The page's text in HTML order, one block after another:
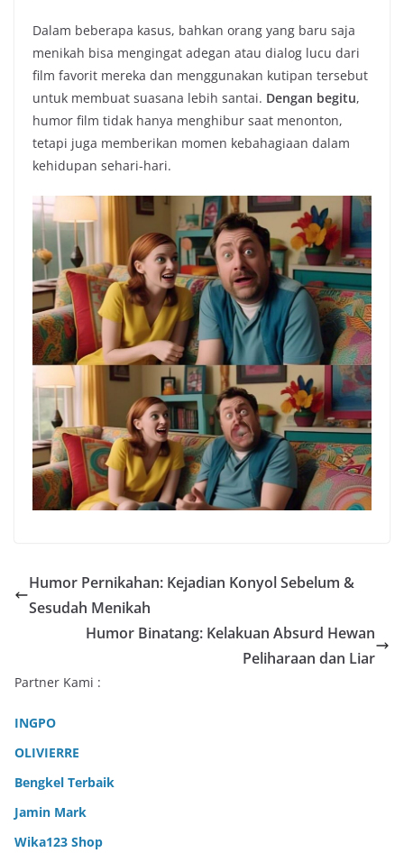
Dalam beberapa kasus, bahkan orang yang baru saja
menikah bisa mengingat adegan atau dialog lucu dari
film favorit mereka dan menggunakan kutipan tersebut
untuk membuat suasana lebih santai. Dengan begitu,
humor film tidak hanya menghibur saat menonton,
tetapi juga memberikan momen kebahagiaan dalam
kehidupan sehari-hari.
Humor Pernikahan: Kejadian Konyol Sebelum &
Sesudah Menikah
Humor Binatang: Kelakuan Absurd Hewan
Peliharaan dan Liar
Partner Kami :
INGPO
OLIVIERRE
Bengkel Terbaik
Jamin Mark
Wika123 Shop